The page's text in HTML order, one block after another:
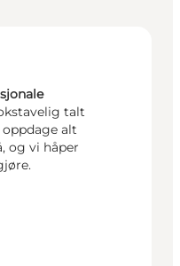
talt
alt
og vi håper